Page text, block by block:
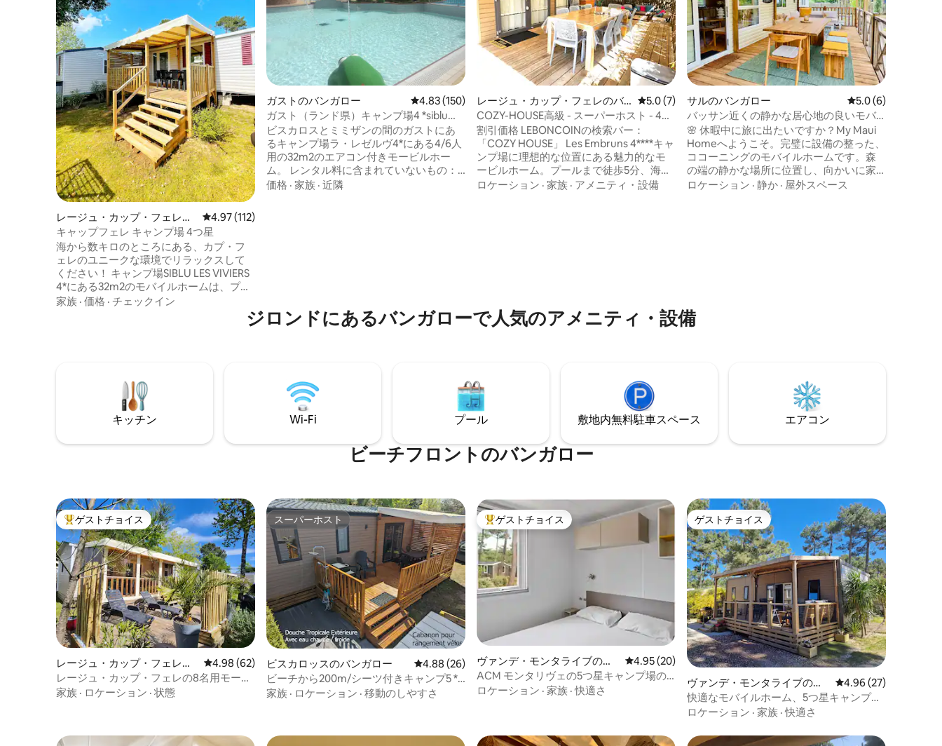
レージュ・カップ・フェレの
バンガロー
レビュー112件、5つ星中4.97つ星の平均評価
4.97 (112)
キャップフェレ キャンプ場 4つ星
海から数キロのところにある、カプ・フ
ェレのユニークな環境でリラックスして
ください！ キャンプ場SIBLU LES VIVIERS
4*にある32m2のモバイルホームは、プー
ルと海の間に位置しています。2つの寝
のアクセス）は含まれていません（お問
い合わせください） 4泊以上の滞在の場
合、リネン類が含まれます。
家族 · 価格 · チェックイン
ガストのバンガロー レビュー150件、5つ星中4.83つ星の平均評価
4.83 (150)
ガスト（ランド県）キャンプ場4 *siblu
MH 4/6名
ビスカロスとミミザンの間のガストにあ
るキャンプ場ラ・レゼルヴ4*にある4/6人
用の32m2のエアコン付きモービルホー
ム。 レンタル料に含まれていないもの：
ベッドリネン、タオル、ファンパス（イ
価格 · 家族 · 近隣
レージュ・カップ・フェレのバ
ンガロー
レビュー7件、5つ星中5.0つ星の平均評価
5.0 (7)
COZY-HOUSE高級 - スーパーホスト - 4つ
星キャンプ場
割引価格 LEBONCOINの検索バー：
「COZY HOUSE」 Les Embruns 4****キャ
ンプ場に理想的な位置にある魅力的なモ
ービルホーム。プールまで徒歩5分、海ま
で自転車で数分！ 設備の整ったエアコン
ロケーション · 家族 · アメニティ・設備
サルのバンガロー レビュー6件、5つ
5.0 (6)
バッサン近くの静かな居心地の良いモバ
イルホーム
🌸 休暇中に旅に出たいですか？My Maui
Homeへようこそ。完璧に設備の整った、
ココーニングのモバイルホームです。森
の端の静かな場所に位置し、向かいに家
はありません。 🏡 家族や友人と、または
ロケーション · 静か · 屋外スペース
ジロンドにあるバンガローで人気のアメニティ・設備
キッチン Wi-Fi プール 敷地内無料駐⁠車ス⁠ペ⁠ー⁠ス エアコン
ビーチフロントのバンガロー
大好評のゲストチョイスです。
ゲストチョイス
レージュ・カップ・フェレの
バンガロー
レビュー62件、5つ星中4.98つ星の平均評価
4.98 (62)
レージュ・カップ・フェレの8名用モービ
ルホーム
家族 · ロケーション · 状態
スーパーホスト
スーパーホスト
ビスカロッスのバンガロー レビュー26件、5つ星中4.88つ星の平均評価
4.88 (26)
ビーチから200m/シーツ付きキャンプ5 *
マヨット
家族 · ロケーション · 移動のしやすさ
大好評のゲストチョイスです。
ゲストチョイス
ヴァンデ・モンタライブのバ
ンガロー
レビュー20件、5つ星中4.95つ星の平均評価
4.95 (20)
ACM モンタリヴェの5つ星キャンプ場の6
人用モバイルホーム
ロケーション · 家族 ·快適さ
ゲストチョイス
ゲストチョイス
ヴァンデ・モンタライブのバ
ンガロー
レビュー27件、5つ星
4.96 (27)
快適なモバイルホーム、5つ星キャンプ
場、モンタリヴェ
ロケーション · 家族 ·快適さ